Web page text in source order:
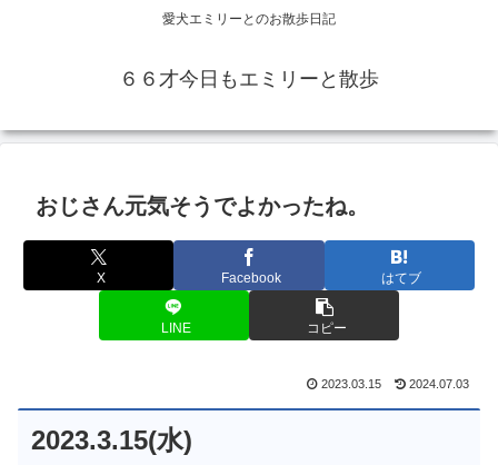
愛犬エミリーとのお散歩日記
６６才今日もエミリーと散歩
おじさん元気そうでよかったね。
X Facebook はてブ
LINE コピー
2023.03.15 2024.07.03
2023.3.15(水)